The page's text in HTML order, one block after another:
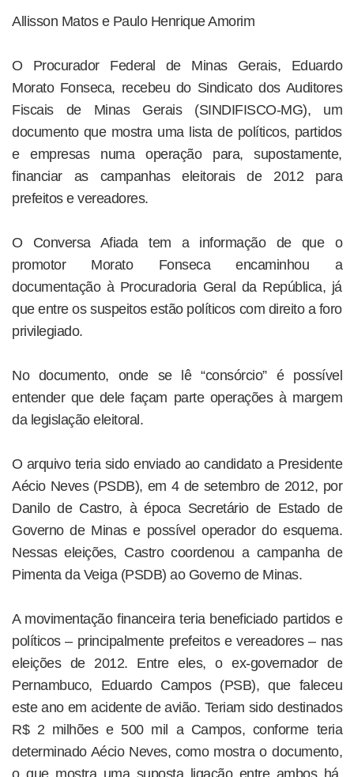
Allisson Matos e Paulo Henrique Amorim
O Procurador Federal de Minas Gerais, Eduardo
Morato Fonseca, recebeu do Sindicato dos Auditores
Fiscais de Minas Gerais (SINDIFISCO-MG), um
documento que mostra uma lista de políticos, partidos
e empresas numa operação para, supostamente,
financiar as campanhas eleitorais de 2012 para
prefeitos e vereadores.
O Conversa Afiada tem a informação de que o
promotor Morato Fonseca encaminhou a
documentação à Procuradoria Geral da República, já
que entre os suspeitos estão políticos com direito a foro
privilegiado.
No documento, onde se lê “consórcio” é possível
entender que dele façam parte operações à margem
da legislação eleitoral.
O arquivo teria sido enviado ao candidato a Presidente
Aécio Neves (PSDB), em 4 de setembro de 2012, por
Danilo de Castro, à época Secretário de Estado de
Governo de Minas e possível operador do esquema.
Nessas eleições, Castro coordenou a campanha de
Pimenta da Veiga (PSDB) ao Governo de Minas.
A movimentação financeira teria beneficiado partidos e
políticos – principalmente prefeitos e vereadores – nas
eleições de 2012. Entre eles, o ex-governador de
Pernambuco, Eduardo Campos (PSB), que faleceu
este ano em acidente de avião. Teriam sido destinados
R$ 2 milhões e 500 mil a Campos, conforme teria
determinado Aécio Neves, como mostra o documento,
o que mostra uma suposta ligação entre ambos há,